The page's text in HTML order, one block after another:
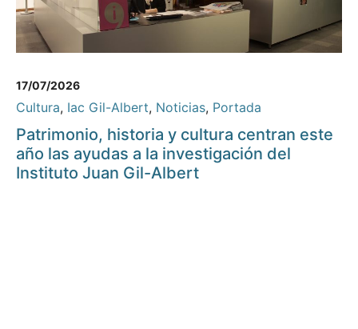
17/07/2026
Cultura, Iac Gil-Albert, Noticias, Portada
Patrimonio, historia y cultura centran este
año las ayudas a la investigación del
Instituto Juan Gil-Albert